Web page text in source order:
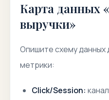
Карта данных
выручки»
Опишите схему данных
метрики:
Click/Session: